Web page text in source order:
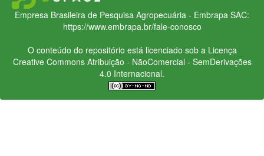
Empresa Brasileira de Pesquisa Agropecuária - Embrapa SAC:
https://www.embrapa.br/fale-conosco
O conteúdo do repositório está licenciado sob a Licença
Creative CommonsAtribuição - NãoComercial - SemDerivações
4.0 Internacional.